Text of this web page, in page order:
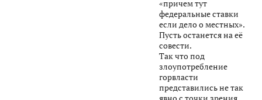
«причем тут
федеральные ставки
если дело о местных».
Пусть останется на её
совести.
Так что под
злоупотребление
горвласти
представились не так
явно с точки зрения